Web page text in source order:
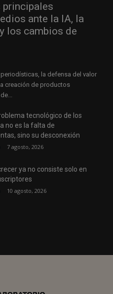
principales
ante la IA, la
los cambios de
la defensa del valor
creación de productos
tecnológico de los
no es la falta de
sino su desconexión
7 agosto, 2026
ya no consiste solo en
10 agosto, 2026